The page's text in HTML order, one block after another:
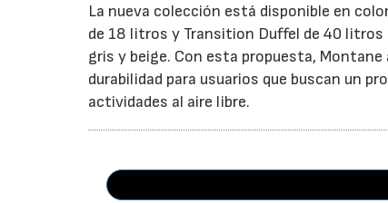
La nueva colección está disponible en
de 18 litros y Transition Duffel de 40
gris y beige. Con esta propuesta,
durabilidad para usuarios que buscan un
actividades al aire libre.